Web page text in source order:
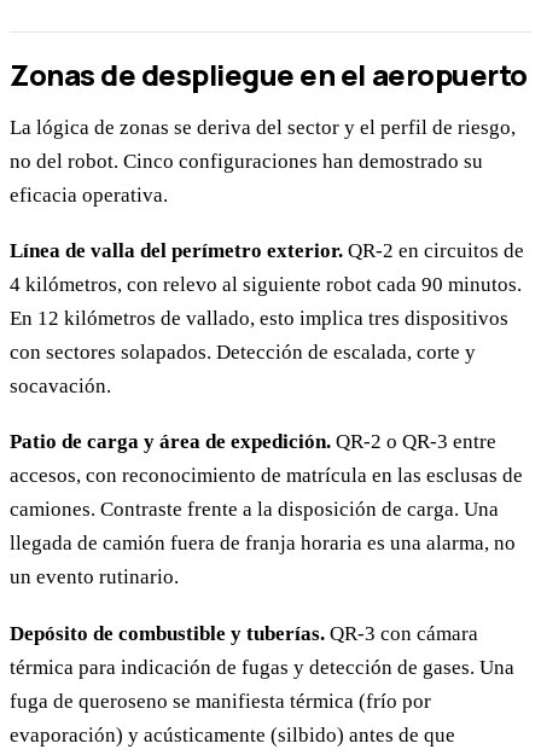
Zonas de despliegue en el aeropuerto
La lógica de zonas se deriva del sector y el perfil de riesgo,
no del robot. Cinco configuraciones han demostrado su
eficacia operativa.
Línea de valla del perímetro exterior. QR-2 en circuitos de
4 kilómetros, con relevo al siguiente robot cada 90 minutos.
En 12 kilómetros de vallado, esto implica tres dispositivos
con sectores solapados. Detección de escalada, corte y
socavación.
Patio de carga y área de expedición. QR-2 o QR-3 entre
accesos, con reconocimiento de matrícula en las esclusas de
camiones. Contraste frente a la disposición de carga. Una
llegada de camión fuera de franja horaria es una alarma, no
un evento rutinario.
Depósito de combustible y tuberías. QR-3 con cámara
térmica para indicación de fugas y detección de gases. Una
fuga de queroseno se manifiesta térmica (frío por
evaporación) y acústicamente (silbido) antes de que